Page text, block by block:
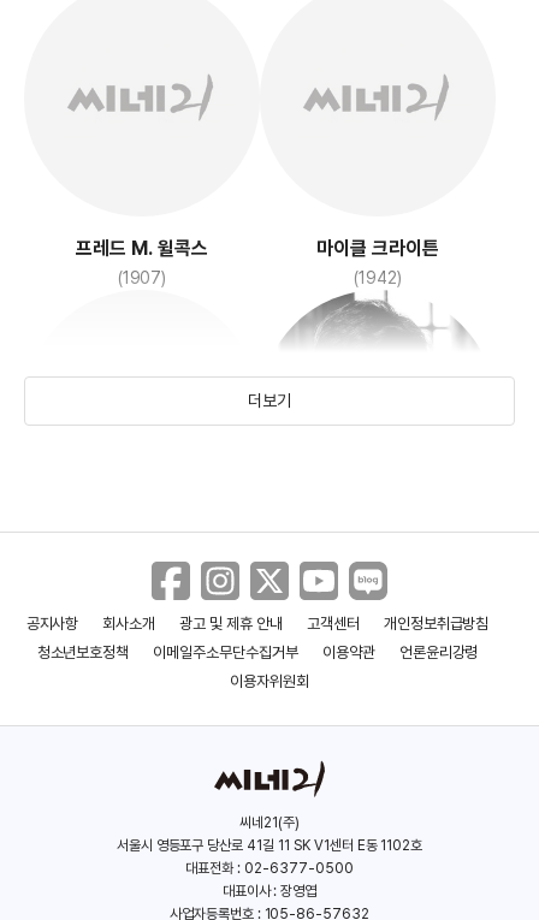
A.I.
(2001)
은하수를 여행하는
히치하이커를 위한 안내서
(2005)
프레드 M. 윌콕스
(1907)
마이클 크라이튼
(1942)
리들리 스콧
(1937)
존 휴즈
(1950)
스티븐 스필버그 가스 제닝스
더보기
공지사항 회사소개 광고 및 제휴 안내 고객센터
개인정보취급방침
청소년보호정책
이메일주소무단수집거부 이용약관
언론윤리강령
이용자위원회
씨네21(주)
서울시 영등포구 당산로 41길 11 SK V1센터 E동 1102호
대표전화 : 02-6377-0500
대표이사 : 장영엽
사업자등록번호 : 105-86-57632